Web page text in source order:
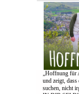
„Hoffnung für
und zeigt, dass
suchen, nicht